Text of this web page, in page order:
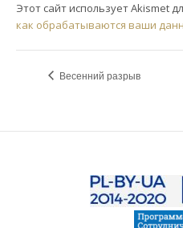
Этот сайт использует Akismet
как обрабатываются ваши
Весенний разрыв